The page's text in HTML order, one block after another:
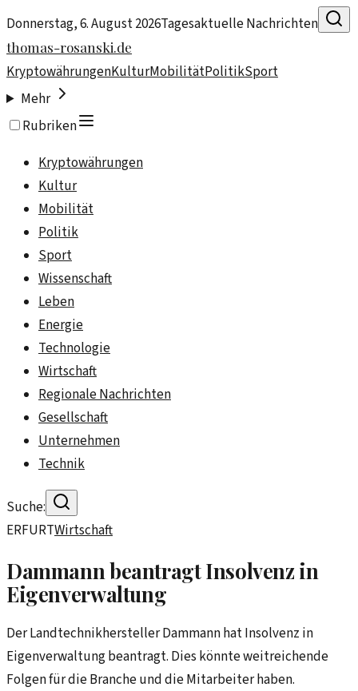
Donnerstag, 6. August 2026Tagesaktuelle Nachrichten
thomas-rosanski.de
KryptowährungenKulturMobilitätPolitikSport
Mehr
Rubriken
Kryptowährungen
Kultur
Mobilität
Politik
Sport
Wissenschaft
Leben
Energie
Technologie
Wirtschaft
Regionale Nachrichten
Gesellschaft
Unternehmen
Technik
Suche:
ERFURTWirtschaft
Dammann beantragt Insolvenz in
Eigenverwaltung
Der Landtechnikhersteller Dammann hat Insolvenz in
Eigenverwaltung beantragt. Dies könnte weitreichende
Folgen für die Branche und die Mitarbeiter haben.